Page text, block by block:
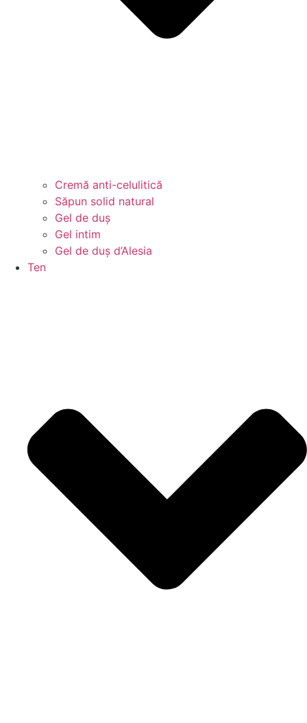
Cremă anti-celulitică
Săpun solid natural
Gel de duș
Gel intim
Gel de duș d’Alesia
Ten